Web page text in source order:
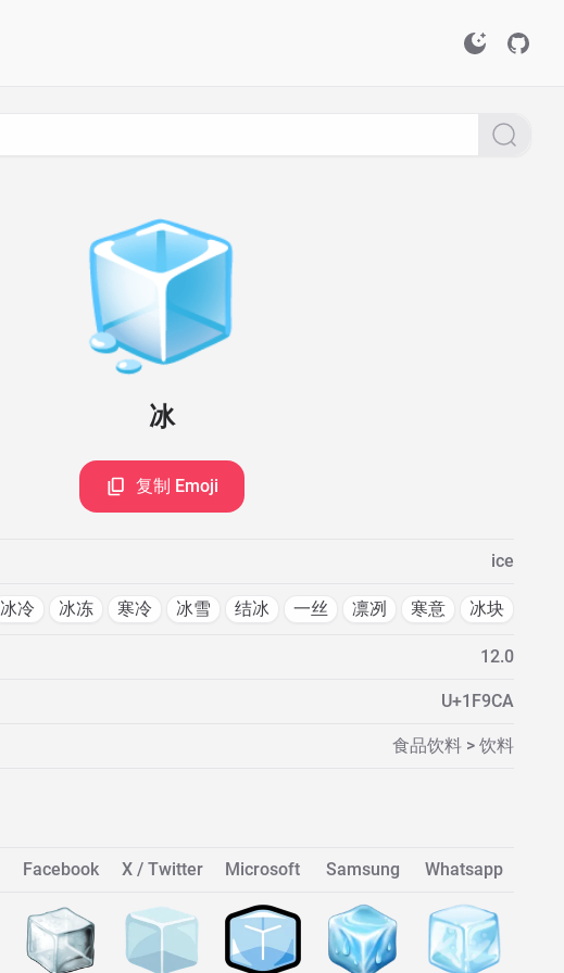
🧊
冰
复制 Emoji
ice
冰冷 冰冻 寒冷 冰雪 结冰 一丝 凛冽 寒意 冰块
12.0
U+1F9CA
食品饮料 > 饮料
Facebook X / Twitter Microsoft Samsung Whatsapp